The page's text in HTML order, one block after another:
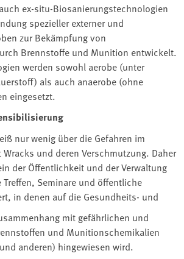
ex-situ-Biosanierungstechnologien
spezieller externer und
zur Bekämpfung von
Brennstoffe und Munition entwickelt.
werden sowohl aerobe (unter
als auch anaerobe (ohne
eingesetzt.
nur wenig über die Gefahren im
und deren Verschmutzung. Daher
der Öffentlichkeit und der Verwaltung
Seminare und öffentliche
in denen auf die Gesundheits- und
mit gefährlichen und
und Munitionschemikalien
anderen) hingewiesen wird.